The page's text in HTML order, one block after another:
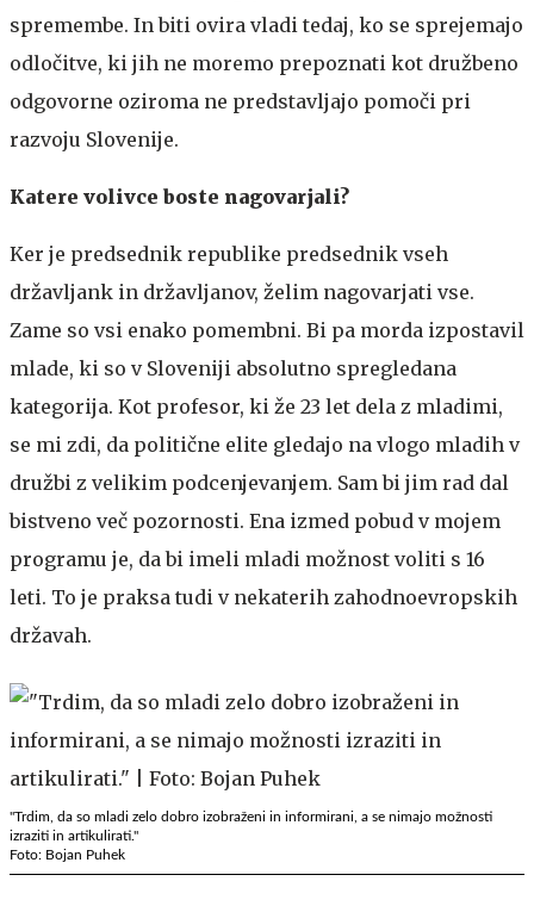
spremembe. In biti ovira vladi tedaj, ko se sprejemajo
odločitve, ki jih ne moremo prepoznati kot družbeno
odgovorne oziroma ne predstavljajo pomoči pri
razvoju Slovenije.
Katere volivce boste nagovarjali?
Ker je predsednik republike predsednik vseh
državljank in državljanov, želim nagovarjati vse.
Zame so vsi enako pomembni. Bi pa morda izpostavil
mlade, ki so v Sloveniji absolutno spregledana
kategorija. Kot profesor, ki že 23 let dela z mladimi,
se mi zdi, da politične elite gledajo na vlogo mladih v
družbi z velikim podcenjevanjem. Sam bi jim rad dal
bistveno več pozornosti. Ena izmed pobud v mojem
programu je, da bi imeli mladi možnost voliti s 16
leti. To je praksa tudi v nekaterih zahodnoevropskih
državah.
"Trdim, da so mladi zelo dobro izobraženi in informirani, a se nimajo možnosti
izraziti in artikulirati."
Foto: Bojan Puhek